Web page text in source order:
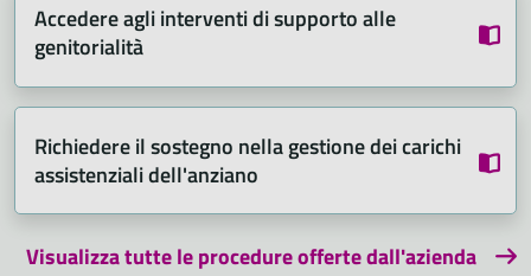
Accedere agli interventi di supporto alle
genitorialità
Richiedere il sostegno nella gestione dei carichi
assistenziali dell'anziano
Visualizza tutte le procedure offerte dall'azienda